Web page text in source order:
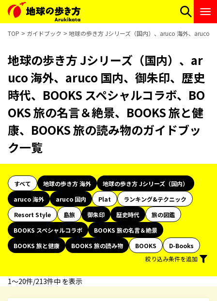
TOP ガイドブック 地球の歩き方 Jシリーズ（国内）、aruco 海外、aruco
地球の歩き方 Jシリーズ（国内）、ar
uco 海外、aruco 国内、御朱印、歴史
時代、BOOKS スペシャルコラボ、BO
OKS 旅の名言＆絶景、BOOKS 旅と健
康、BOOKS 旅の読み物のガイドブッ
ク一覧
すべて 地球の歩き方 海外
地球の歩き方 Jシリーズ（国内）
aruco 海外
aruco 国内 Plat
ランキング&テクニック
Resort Style
島旅 御朱印 歴史時代
旅の図鑑
BOOKS スペシャルコラボ
BOOKS 旅の名言＆絶景
BOOKS 旅と健康
BOOKS 旅の読み物 BOOKS
D-Books
絞り込み条件を追加
1〜20件/213件中 を表示